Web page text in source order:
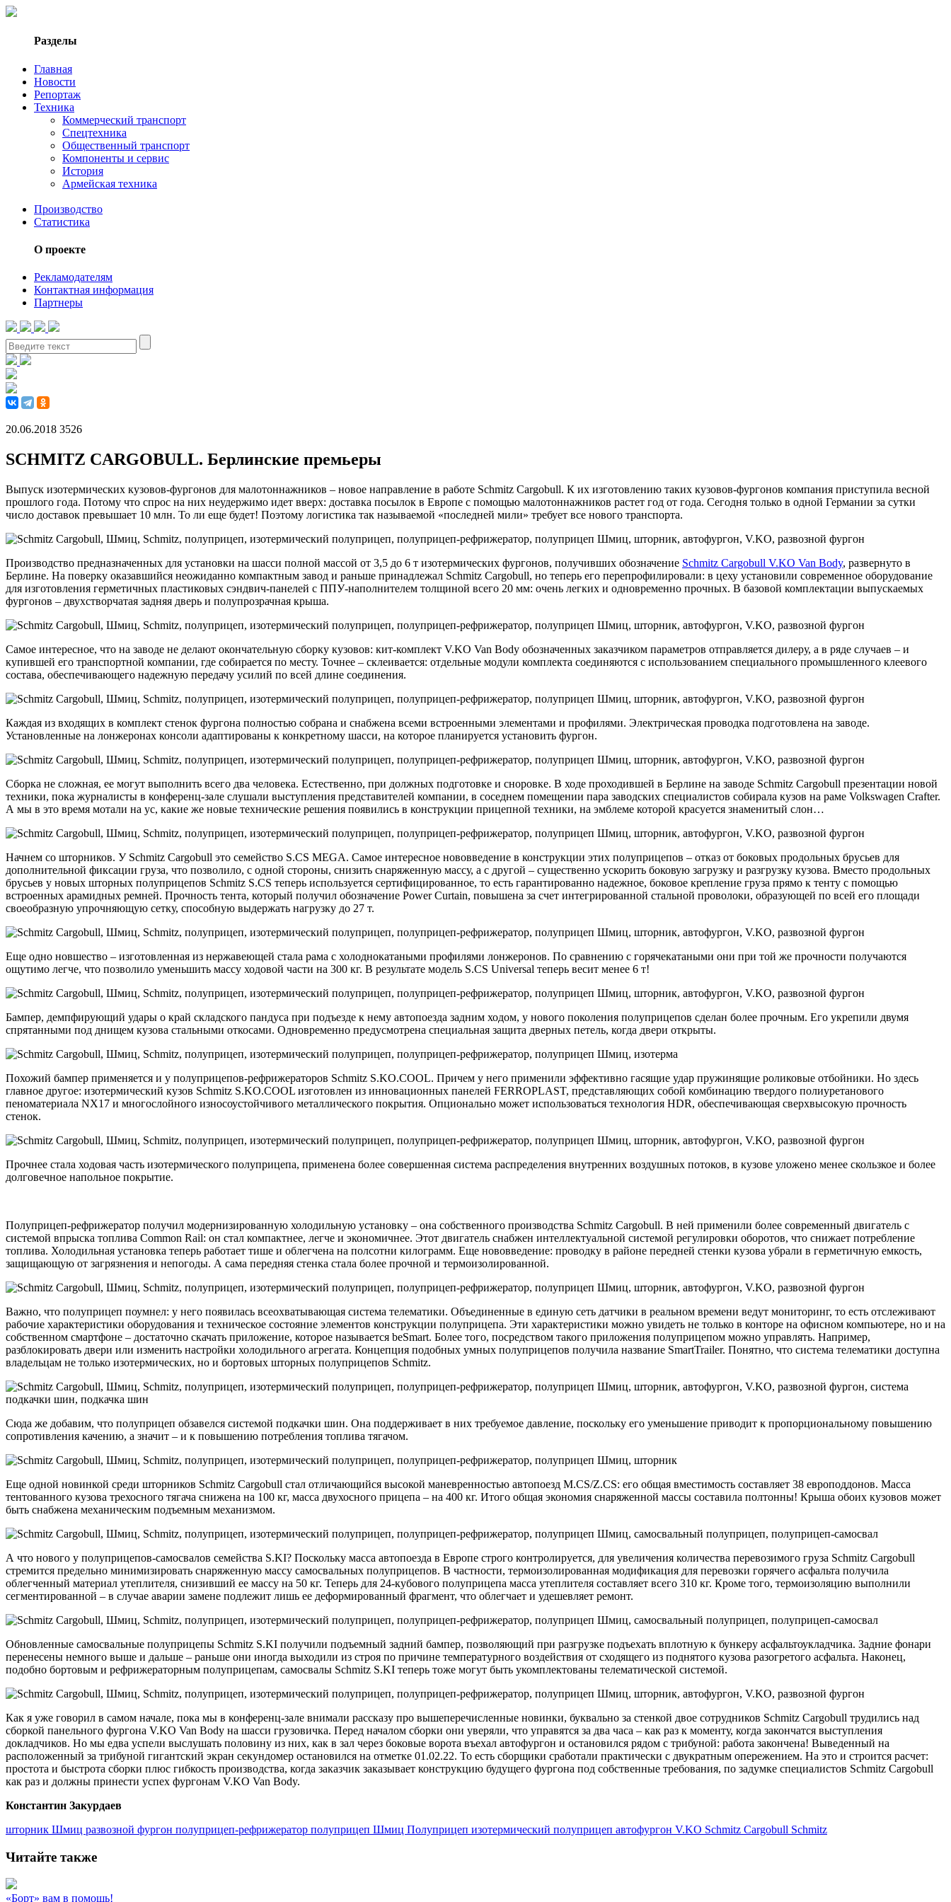
Разделы
Главная
Новости
Репортаж
Техника
Коммерческий транспорт
Спецтехника
Общественный транспорт
Компоненты и сервис
История
Армейская техника
Производство
Статистика
О проекте
Рекламодателям
Контактная информация
Партнеры
20.06.2018 3526
SCHMITZ CARGOBULL. Берлинские премьеры
Выпуск изотермических кузовов-фургонов для малотоннажников – новое направление в работе Schmitz Cargobull. К их изготовлению таких кузовов-фургонов компания приступила весной
прошлого года. Потому что спрос на них неудержимо идет вверх: доставка посылок в Европе с помощью малотоннажников растет год от года. Сегодня только в одной Германии за сутки
число доставок превышает 10 млн. То ли еще будет! Поэтому логистика так называемой «последней мили» требует все нового транспорта.
Производство предназначенных для установки на шасси полной массой от 3,5 до 6 т изотермических фургонов, получивших обозначение Schmitz Cargobull V.KO Van Body, развернуто в
Берлине. На поверку оказавшийся неожиданно компактным завод и раньше принадлежал Schmitz Cargobull, но теперь его перепрофилировали: в цеху установили современное оборудование
для изготовления герметичных пластиковых сэндвич-панелей с ППУ-наполнителем толщиной всего 20 мм: очень легких и одновременно прочных. В базовой комплектации выпускаемых
фургонов – двухстворчатая задняя дверь и полупрозрачная крыша.
Самое интересное, что на заводе не делают окончательную сборку кузовов: кит-комплект V.KO Van Body обозначенных заказчиком параметров отправляется дилеру, а в ряде случаев – и
купившей его транспортной компании, где собирается по месту. Точнее – склеивается: отдельные модули комплекта соединяются с использованием специального промышленного клеевого
состава, обеспечивающего надежную передачу усилий по всей длине соединения.
Каждая из входящих в комплект стенок фургона полностью собрана и снабжена всеми встроенными элементами и профилями. Электрическая проводка подготовлена на заводе.
Установленные на лонжеронах консоли адаптированы к конкретному шасси, на которое планируется установить фургон.
Сборка не сложная, ее могут выполнить всего два человека. Естественно, при должных подготовке и сноровке. В ходе проходившей в Берлине на заводе Schmitz Cargobull презентации новой
техники, пока журналисты в конференц-зале слушали выступления представителей компании, в соседнем помещении пара заводских специалистов собирала кузов на раме Volkswagen Crafter.
А мы в это время мотали на ус, какие же новые технические решения появились в конструкции прицепной техники, на эмблеме которой красуется знаменитый слон…
Начнем со шторников. У Schmitz Cargobull это семейство S.CS MEGA. Самое интересное нововведение в конструкции этих полуприцепов – отказ от боковых продольных брусьев для
дополнительной фиксации груза, что позволило, с одной стороны, снизить снаряженную массу, а с другой – существенно ускорить боковую загрузку и разгрузку кузова. Вместо продольных
брусьев у новых шторных полуприцепов Schmitz S.CS теперь используется сертифицированное, то есть гарантированно надежное, боковое крепление груза прямо к тенту с помощью
встроенных арамидных ремней. Прочность тента, который получил обозначение Power Curtain, повышена за счет интегрированной стальной проволоки, образующей по всей его площади
своеобразную упрочняющую сетку, способную выдержать нагрузку до 27 т.
Еще одно новшество – изготовленная из нержавеющей стала рама с холоднокатаными профилями лонжеронов. По сравнению с горячекатаными они при той же прочности получаются
ощутимо легче, что позволило уменьшить массу ходовой части на 300 кг. В результате модель S.CS Universal теперь весит менее 6 т!
Бампер, демпфирующий удары о край складского пандуса при подъезде к нему автопоезда задним ходом, у нового поколения полуприцепов сделан более прочным. Его укрепили двумя
спрятанными под днищем кузова стальными откосами. Одновременно предусмотрена специальная защита дверных петель, когда двери открыты.
Похожий бампер применяется и у полуприцепов-рефрижераторов Schmitz S.KO.COOL. Причем у него применили эффективно гасящие удар пружинящие роликовые отбойники. Но здесь
главное другое: изотермический кузов Schmitz S.KO.COOL изготовлен из инновационных панелей FERROPLAST, представляющих собой комбинацию твердого полиуретанового
пеноматериала NX17 и многослойного износоустойчивого металлического покрытия. Опционально может использоваться технология HDR, обеспечивающая сверхвысокую прочность
стенок.
Прочнее стала ходовая часть изотермического полуприцепа, применена более совершенная система распределения внутренних воздушных потоков, в кузове уложено менее скользкое и более
долговечное напольное покрытие.
Полуприцеп-рефрижератор получил модернизированную холодильную установку – она собственного производства Schmitz Cargobull. В ней применили более современный двигатель с
системой впрыска топлива Common Rail: он стал компактнее, легче и экономичнее. Этот двигатель снабжен интеллектуальной системой регулировки оборотов, что снижает потребление
топлива. Холодильная установка теперь работает тише и облегчена на полсотни килограмм. Еще нововведение: проводку в районе передней стенки кузова убрали в герметичную емкость,
защищающую от загрязнения и непогоды. А сама передняя стенка стала более прочной и термоизолированной.
Важно, что полуприцеп поумнел: у него появилась всеохватывающая система телематики. Объединенные в единую сеть датчики в реальном времени ведут мониторинг, то есть отслеживают
рабочие характеристики оборудования и техническое состояние элементов конструкции полуприцепа. Эти характеристики можно увидеть не только в конторе на офисном компьютере, но и на
собственном смартфоне – достаточно скачать приложение, которое называется beSmart. Более того, посредством такого приложения полуприцепом можно управлять. Например,
разблокировать двери или изменить настройки холодильного агрегата. Концепция подобных умных полуприцепов получила название SmartTrailer. Понятно, что система телематики доступна
владельцам не только изотермических, но и бортовых шторных полуприцепов Schmitz.
Сюда же добавим, что полуприцеп обзавелся системой подкачки шин. Она поддерживает в них требуемое давление, поскольку его уменьшение приводит к пропорциональному повышению
сопротивления качению, а значит – и к повышению потребления топлива тягачом.
Еще одной новинкой среди шторников Schmitz Cargobull стал отличающийся высокой маневренностью автопоезд M.CS/Z.CS: его общая вместимость составляет 38 европоддонов. Масса
тентованного кузова трехосного тягача снижена на 100 кг, масса двухосного прицепа – на 400 кг. Итого общая экономия снаряженной массы составила полтонны! Крыша обоих кузовов может
быть снабжена механическим подъемным механизмом.
А что нового у полуприцепов-самосвалов семейства S.KI? Поскольку масса автопоезда в Европе строго контролируется, для увеличения количества перевозимого груза Schmitz Cargobull
стремится предельно минимизировать снаряженную массу самосвальных полуприцепов. В частности, термоизолированная модификация для перевозки горячего асфальта получила
облегченный материал утеплителя, снизивший ее массу на 50 кг. Теперь для 24-кубового полуприцепа масса утеплителя составляет всего 310 кг. Кроме того, термоизоляцию выполнили
сегментированной – в случае аварии замене подлежит лишь ее деформированный фрагмент, что облегчает и удешевляет ремонт.
Обновленные самосвальные полуприцепы Schmitz S.KI получили подъемный задний бампер, позволяющий при разгрузке подъехать вплотную к бункеру асфальтоукладчика. Задние фонари
перенесены немного выше и дальше – раньше они иногда выходили из строя по причине температурного воздействия от сходящего из поднятого кузова разогретого асфальта. Наконец,
подобно бортовым и рефрижераторным полуприцепам, самосвалы Schmitz S.KI теперь тоже могут быть укомплектованы телематической системой.
Как я уже говорил в самом начале, пока мы в конференц-зале внимали рассказу про вышеперечисленные новинки, буквально за стенкой двое сотрудников Schmitz Cargobull трудились над
сборкой панельного фургона V.KO Van Body на шасси грузовичка. Перед началом сборки они уверяли, что управятся за два часа – как раз к моменту, когда закончатся выступления
докладчиков. Но мы едва успели выслушать половину из них, как в зал через боковые ворота въехал автофургон и остановился рядом с трибуной: работа закончена! Выведенный на
расположенный за трибуной гигантский экран секундомер остановился на отметке 01.02.22. То есть сборщики сработали практически с двукратным опережением. На это и строится расчет:
простота и быстрота сборки плюс гибкость производства, когда заказчик заказывает конструкцию будущего фургона под собственные требования, по задумке специалистов Schmitz Cargobull
как раз и должны принести успех фургонам V.KO Van Body.
Константин Закурдаев
шторник Шмиц развозной фургон полуприцеп-рефрижератор полуприцеп Шмиц Полуприцеп изотермический полуприцеп автофургон V.KO Schmitz Cargobull Schmitz
Читайте также
«Борт» вам в помощь!